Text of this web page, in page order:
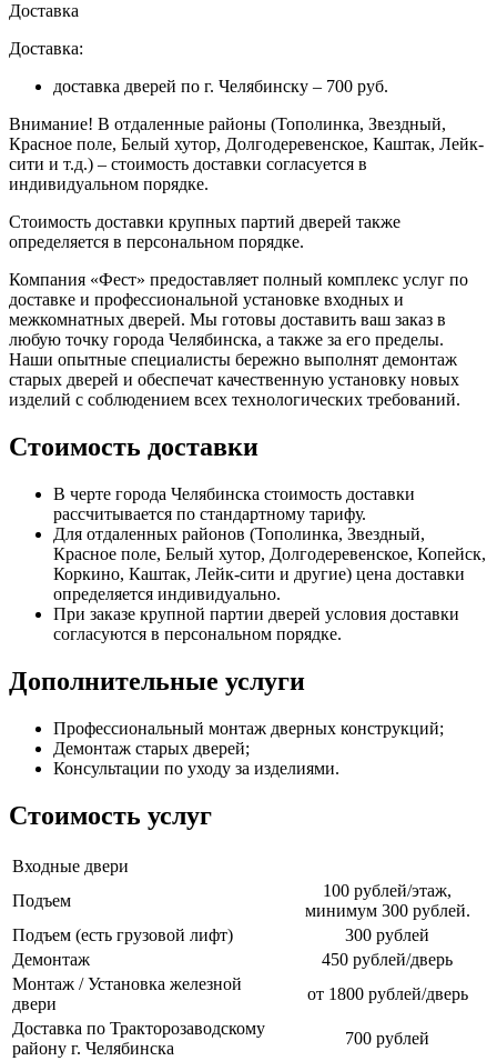
Доставка
Доставка:
доставка дверей по г. Челябинску – 700 руб.
Внимание! В отдаленные районы (Тополинка, Звездный,
Красное поле, Белый хутор, Долгодеревенское, Каштак, Лейк-
сити и т.д.) – стоимость доставки согласуется в
индивидуальном порядке.
Стоимость доставки крупных партий дверей также
определяется в персональном порядке.
Компания «Фест» предоставляет полный комплекс услуг по
доставке и профессиональной установке входных и
межкомнатных дверей. Мы готовы доставить ваш заказ в
любую точку города Челябинска, а также за его пределы.
Наши опытные специалисты бережно выполнят демонтаж
старых дверей и обеспечат качественную установку новых
изделий с соблюдением всех технологических требований.
Стоимость доставки
В черте города Челябинска стоимость доставки
рассчитывается по стандартному тарифу.
Для отдаленных районов (Тополинка, Звездный,
Красное поле, Белый хутор, Долгодеревенское, Копейск,
Коркино, Каштак, Лейк-сити и другие) цена доставки
определяется индивидуально.
При заказе крупной партии дверей условия доставки
согласуются в персональном порядке.
Дополнительные услуги
Профессиональный монтаж дверных конструкций;
Демонтаж старых дверей;
Консультации по уходу за изделиями.
Стоимость услуг
Входные двери
Подъем
100 рублей/этаж,
минимум 300 рублей.
Подъем (есть грузовой лифт)
300 рублей
Демонтаж
450 рублей/дверь
Монтаж / Установка железной
двери
от 1800 рублей/дверь
Доставка по Тракторозаводскому
району г. Челябинска
700 рублей